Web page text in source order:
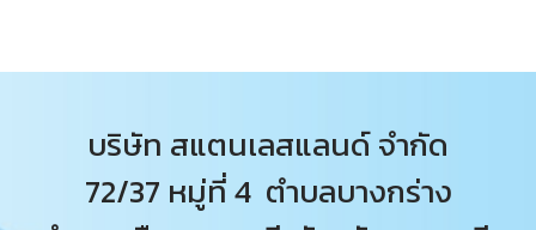
บริษัท สแตนเลสแลนด์ จำกัด
72/37 หมู่ที่ 4 ตำบลบางกร่าง